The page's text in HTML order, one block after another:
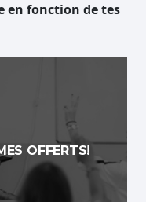
en fonction de tes
OFFERTS!